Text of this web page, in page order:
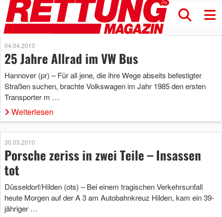
04.04.2010
25 Jahre Allrad im VW Bus
Hannover (pr) – Für all jene, die ihre Wege abseits befestigter
Straßen suchen, brachte Volkswagen im Jahr 1985 den ersten
Transporter m …
Weiterlesen
30.03.2010
Porsche zeriss in zwei Teile – Insassen
tot
Düsseldorf/Hilden (ots) – Bei einem tragischen Verkehrsunfall
heute Morgen auf der A 3 am Autobahnkreuz Hilden, kam ein 39-
jähriger …